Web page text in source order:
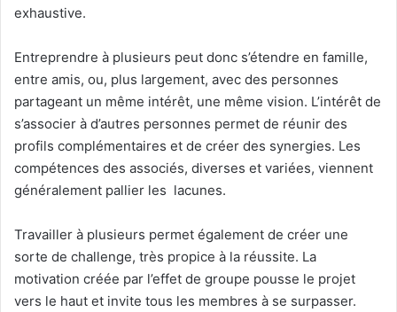
exhaustive.
Entreprendre à plusieurs peut donc s’étendre en famille,
entre amis, ou, plus largement, avec des personnes
partageant un même intérêt, une même vision. L’intérêt de
s’associer à d’autres personnes permet de réunir des
profils complémentaires et de créer des synergies. Les
compétences des associés, diverses et variées, viennent
généralement pallier les lacunes.
Travailler à plusieurs permet également de créer une
sorte de challenge, très propice à la réussite. La
motivation créée par l’effet de groupe pousse le projet
vers le haut et invite tous les membres à se surpasser.